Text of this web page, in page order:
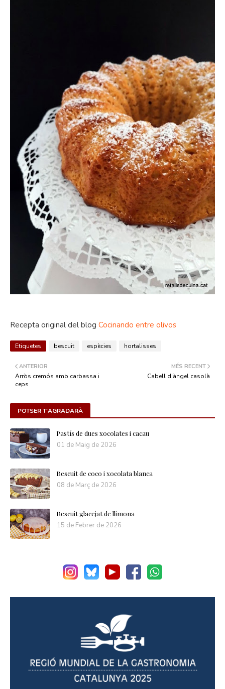
Recepta original del blog Cocinando entre olivos
Etiquetes bescuit espècies hortalisses
MÉS RECENT
Cabell d'àngel casolà
ANTERIOR
Arròs cremós amb carbassa i
ceps
POTSER T'AGRADARÀ
Pastís de dues xocolates i cacau
01 de Maig de 2026
Bescuit de coco i xocolata blanca
08 de Març de 2026
Bescuit glacejat de llimona
15 de Febrer de 2026